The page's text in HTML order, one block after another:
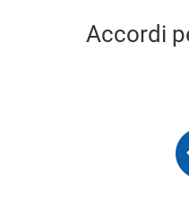
Accordi